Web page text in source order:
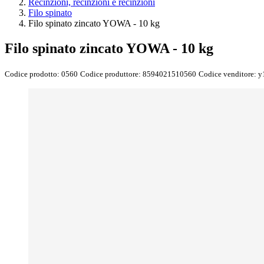
Recinzioni, recinzioni e recinzioni
Filo spinato
Filo spinato zincato YOWA - 10 kg
Filo spinato zincato YOWA - 10 kg
Codice prodotto: 0560 Codice produttore: 8594021510560 Codice venditore: